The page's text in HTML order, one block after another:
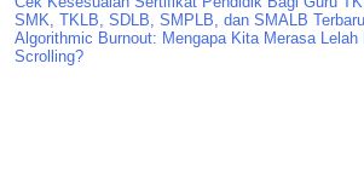
SMK, TKLB, SDLB, SMPLB, dan SMALB Terbaru
Algorithmic Burnout: Mengapa Kita Merasa Lelah
Scrolling?